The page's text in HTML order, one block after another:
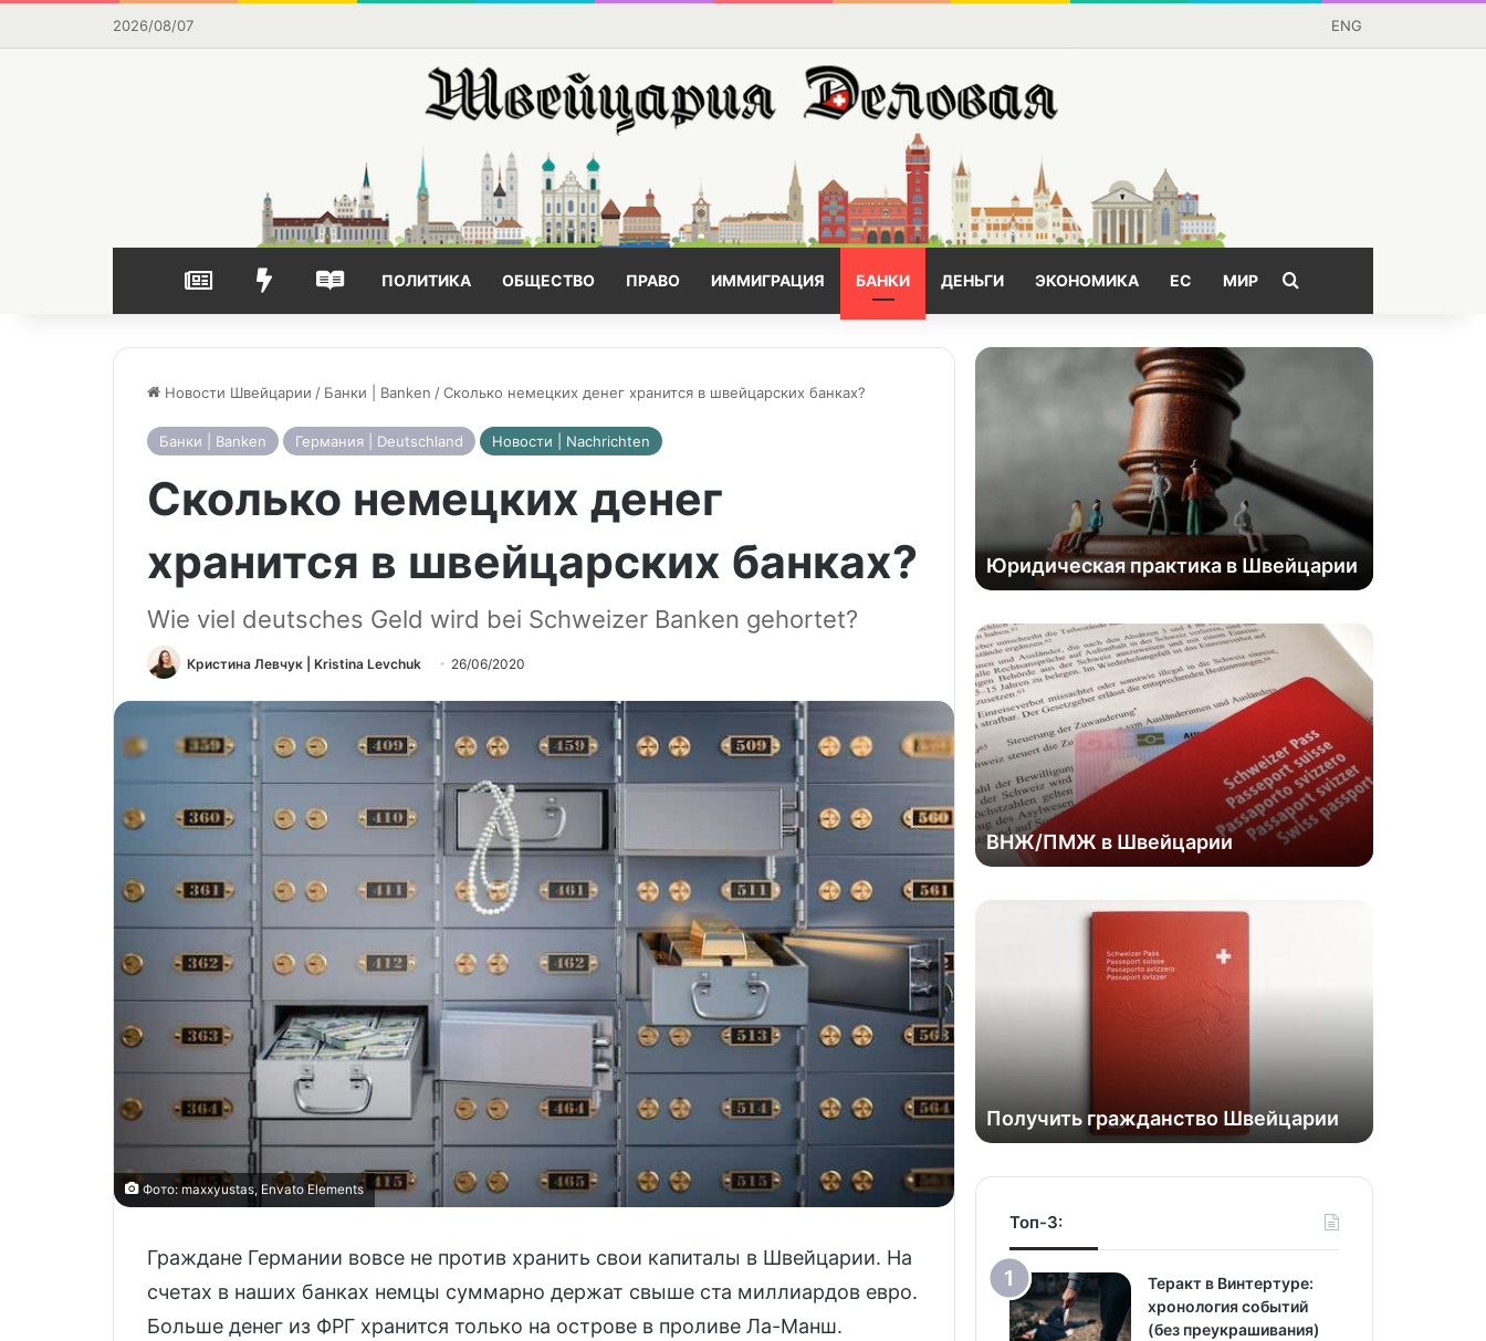
2026/08/07 ENG
НОВОСТИВЫБОР РЕДАКЦИИЧАСТО ЧИТАЕМОЕ
ПОЛИТИКА ОБЩЕСТВО ПРАВО ИММИГРАЦИЯ БАНКИ ДЕНЬГИ ЭКОНОМИКА ЕС МИР Поищем?
Новости Швейцарии / Банки | Banken /Сколько немецких денег хранится в швейцарских банках?
Банки | Banken Германия | Deutschland Новости | Nachrichten
Сколько немецких денег
хранится в швейцарских банках?
Wie viel deutsches Geld wird bei Schweizer Banken gehortet?
Кристина Левчук | Kristina Levchuk 26/06/2020
Фото: maxxyustas, Envato Elements
Граждане Германии вовсе не против хранить свои капиталы в Швейцарии. На
счетах в наших банках немцы суммарно держат свыше ста миллиардов евро.
Больше денег из ФРГ хранится только на острове в проливе Ла-Манш.
Юридическая практика в Швейцарии
ВНЖ/ПМЖ в Швейцарии
Получить гражданство Швейцарии
Топ-3:
Теракт в Винтертуре:
хронология событий
(без преукрашивания)